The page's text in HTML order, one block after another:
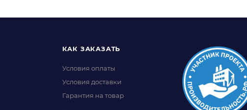
КАК ЗАКАЗАТЬ
Условия оплаты
Условия доставки
Гарантия на товар